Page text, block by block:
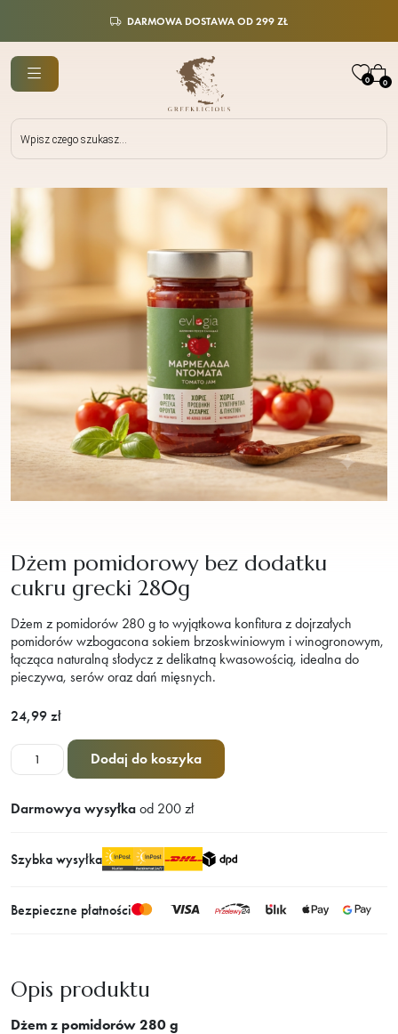
DARMOWA DOSTAWA OD 299 ZŁ
0 0
Wyszukiwarka
produktów
Dżem pomidorowy bez dodatku
cukru grecki 280g
Dżem z pomidorów 280 g to wyjątkowa konfitura z dojrzałych
pomidorów wzbogacona sokiem brzoskwiniowym i winogronowym,
łącząca naturalną słodycz z delikatną kwasowością, idealna do
pieczywa, serów oraz dań mięsnych.
24,99 zł
ilość
Dżem
bez
cukru
280g
Dodaj do koszyka
Darmowya wysyłka od 200 zł
Szybka wysyłka
Bezpieczne płatności
Opis produktu
Dżem z pomidorów 280 g